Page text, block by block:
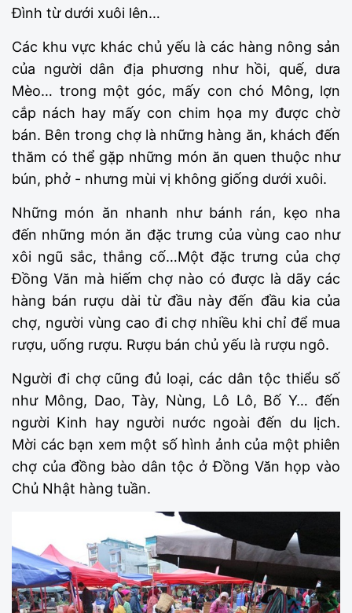
Đình từ dưới xuôi lên…
Các khu vực khác chủ yếu là các hàng nông sản
của người dân địa phương như hồi, quế, dưa
Mèo… trong một góc, mấy con chó Mông, lợn
cắp nách hay mấy con chim họa my được chờ
bán. Bên trong chợ là những hàng ăn, khách đến
thăm có thể gặp những món ăn quen thuộc như
bún, phở - nhưng mùi vị không giống dưới xuôi.
Những món ăn nhanh như bánh rán, kẹo nha
đến những món ăn đặc trưng của vùng cao như
xôi ngũ sắc, thắng cố…Một đặc trưng của chợ
Đồng Văn mà hiếm chợ nào có được là dãy các
hàng bán rượu dài từ đầu này đến đầu kia của
chợ, người vùng cao đi chợ nhiều khi chỉ để mua
rượu, uống rượu. Rượu bán chủ yếu là rượu ngô.
Người đi chợ cũng đủ loại, các dân tộc thiểu số
như Mông, Dao, Tày, Nùng, Lô Lô, Bố Y… đến
người Kinh hay người nước ngoài đến du lịch.
Mời các bạn xem một số hình ảnh của một phiên
chợ của đồng bào dân tộc ở Đồng Văn họp vào
Chủ Nhật hàng tuần.